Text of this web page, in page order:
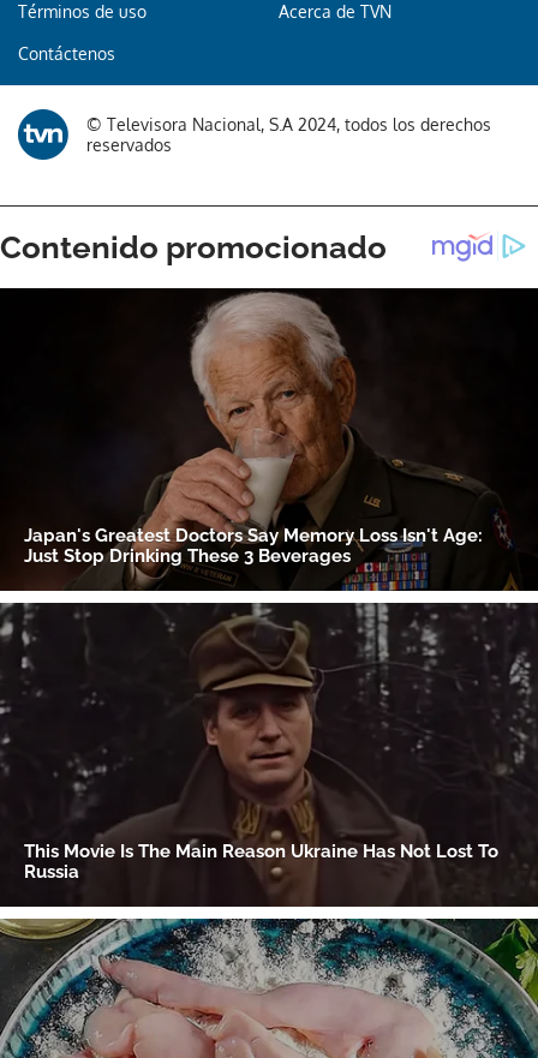
Términos de uso Acerca de TVN
Contáctenos
© Televisora Nacional, S.A 2024, todos los derechos
reservados